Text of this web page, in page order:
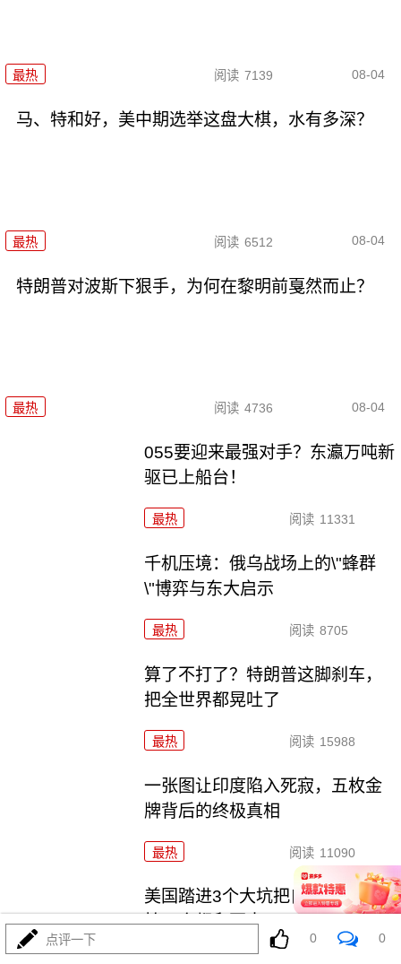
最热 阅读 7139 08-04
马、特和好，美中期选举这盘大棋，水有多深？
最热 阅读 6512 08-04
特朗普对波斯下狠手，为何在黎明前戛然而止？
最热 阅读 4736 08-04
055要迎来最强对手？东瀛万吨新
驱已上船台！
最热 阅读 11331
千机压境：俄乌战场上的\"蜂群
\"博弈与东大启示
最热 阅读 8705
算了不打了？特朗普这脚刹车，
把全世界都晃吐了
最热 阅读 15988
一张图让印度陷入死寂，五枚金
牌背后的终极真相
最热 阅读 11090
美国踏进3个大坑把自己埋了！恐
怕一个都爬不出
点评一下 0 0